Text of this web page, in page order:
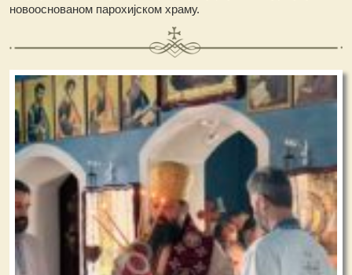
новооснованом парохијском храму.